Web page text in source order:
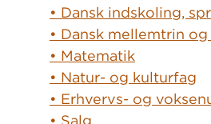
• Dansk indskoling,
• Dansk mellemtrin
• Matematik
• Natur- og kulturfag
• Erhvervs- og
• Salg